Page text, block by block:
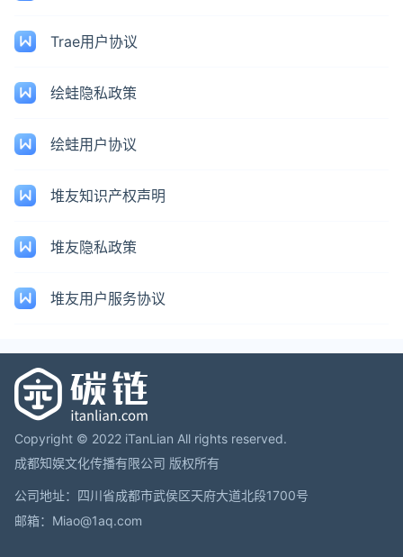
Trae用户协议
绘蛙隐私政策
绘蛙用户协议
堆友知识产权声明
堆友隐私政策
堆友用户服务协议
Copyright © 2022 iTanLian All rights reserved.
成都知娱文化传播有限公司 版权所有
公司地址：四川省成都市武侯区天府大道北段1700号
邮箱：Miao@1aq.com